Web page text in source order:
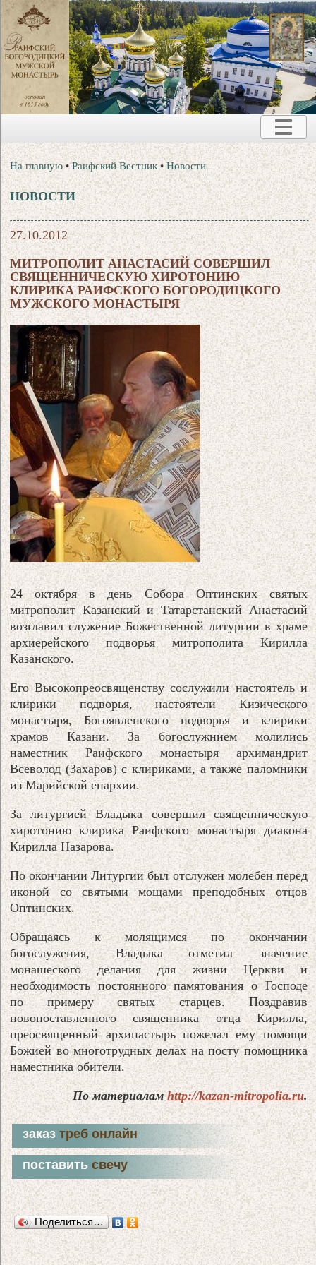
На главную •Раифский Вестник •Новости
НОВОСТИ
27.10.2012
МИТРОПОЛИТ АНАСТАСИЙ СОВЕРШИЛ
СВЯЩЕННИЧЕСКУЮ ХИРОТОНИЮ
КЛИРИКА РАИФСКОГО БОГОРОДИЦКОГО
МУЖСКОГО МОНАСТЫРЯ
24 октября в день Собора Оптинских святых
митрополит Казанский и Татарстанский Анастасий
возглавил служение Божественной литургии в храме
архиерейского подворья митрополита Кирилла
Казанского.
Его Высокопреосвященству сослужили настоятель и
клирики подворья, настоятели Кизического
монастыря, Богоявленского подворья и клирики
храмов Казани. За богослужнием молились
наместник Раифского монастыря архимандрит
Всеволод (Захаров) с клириками, а также паломники
из Марийской епархии.
За литургией Владыка совершил священническую
хиротонию клирика Раифского монастыря диакона
Кирилла Назарова.
По окончании Литургии был отслужен молебен перед
иконой со святыми мощами преподобных отцов
Оптинских.
Обращаясь к молящимся по окончании
богослужения, Владыка отметил значение
монашеского делания для жизни Церкви и
необходимость постоянного памятования о Господе
по примеру святых старцев. Поздравив
новопоставленного священника отца Кирилла,
преосвященный архипастырь пожелал ему помощи
Божией во многотрудных делах на посту помощника
наместника обители.
По материаламhttp://kazan-mitropolia.ru.
заказтреб онлайн
поставитьсвечу
Поделиться…